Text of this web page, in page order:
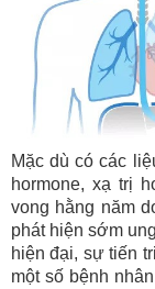
Mặc dù có các
hormone, xạ trị
vong hằng năm
phát hiện sớm
hiện đại, sự tiến
một số bệnh